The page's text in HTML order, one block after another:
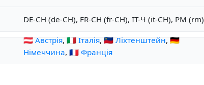
DE-CH (de-CH), FR-CH (fr-CH), ІТ-Ч (it-CH), РМ (rm)
🇦🇹 Австрія,🇮🇹 Італія,🇱🇮 Ліхтенштейн,🇩🇪
Німеччина, 🇫🇷 Франція